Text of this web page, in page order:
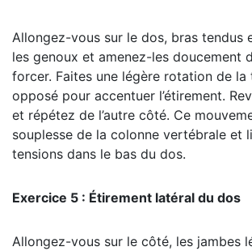
Allongez-vous sur le dos, bras tendus
les genoux et amenez-les doucement
forcer. Faites une légère rotation de
opposé pour accentuer l’étirement.
et répétez de l’autre côté. Ce
souplesse de la colonne vertébrale et
tensions dans le bas du dos.
Exercice 5 : Étirement latéral du dos
Allongez-vous sur le côté, les jambes